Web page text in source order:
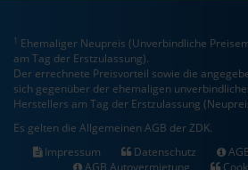
1 Ehemaliger Neupreis (Unverbindliche
am Tag der Erstzulassung).
Der errechnete Preisvorteil sowie die
sich gegenüber der ehemaligen
Herstellers am Tag der Erstzulassung
Es gelten die Allgemeinen AGB der ZDK.
Impressum
Datenschutz